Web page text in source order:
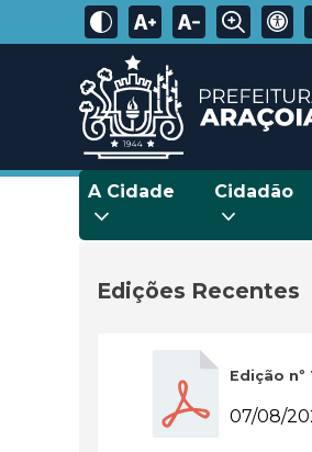
A Cidade Cidadão
Edições Recentes
Edição nº
07/08/